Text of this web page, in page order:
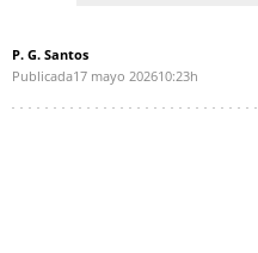
P. G. Santos
Publicada17 mayo 202610:23h